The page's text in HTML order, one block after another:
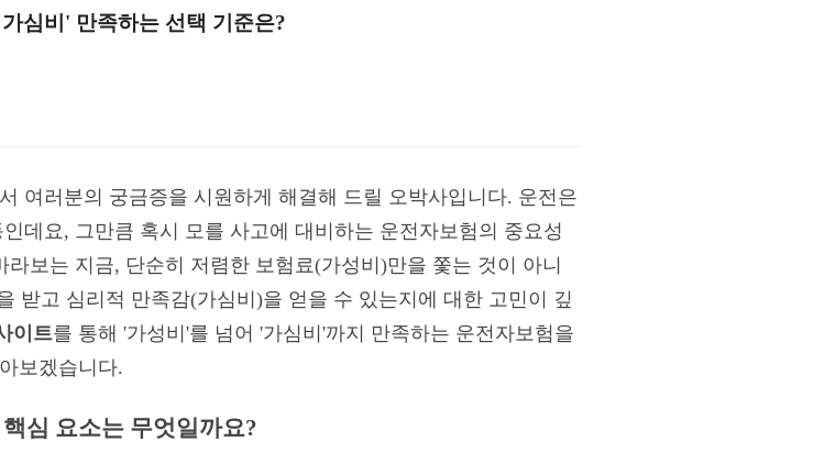
심비' 만족하는 선택 기준은?
여러분의 궁금증을 시원하게 해결해 드릴 오박사입니다. 운전은
데요, 그만큼 혹시 모를 사고에 대비하는 운전자보험의 중요성
라보는 지금, 단순히 저렴한 보험료(가성비)만을 쫓는 것이 아니
받고 심리적 만족감(가심비)을 얻을 수 있는지에 대한 고민이 깊
이트를 통해 '가성비'를 넘어 '가심비'까지 만족하는 운전자보험을
보겠습니다.
심 요소는 무엇일까요?